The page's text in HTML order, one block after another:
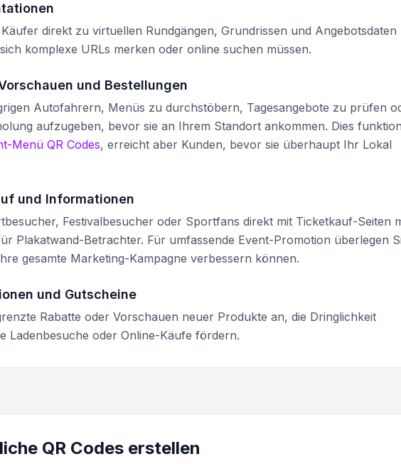
direkt zu virtuellen Rundgängen, Grundrissen und Angebotsdaten
komplexe URLs merken oder online suchen müssen.
und Bestellungen
Autofahrern, Menüs zu durchstöbern, Tagesangebote zu prüfen
aufzugeben, bevor sie an Ihrem Standort ankommen. Dies
Menü QR Codes, erreicht aber Kunden, bevor sie überhaupt Ihr Lokal
und Informationen
Festivalbesucher oder Sportfans direkt mit Ticketkauf-Seiten
Plakatwand-Betrachter. Für umfassende Event-Promotion überlegen
gesamte Marketing-Kampagne verbessern können.
und Gutscheine
Rabatte oder Vorschauen neuer Produkte an, die Dringlichkeit
Ladenbesuche oder Online-Käufe fördern.
QR Codes erstellen